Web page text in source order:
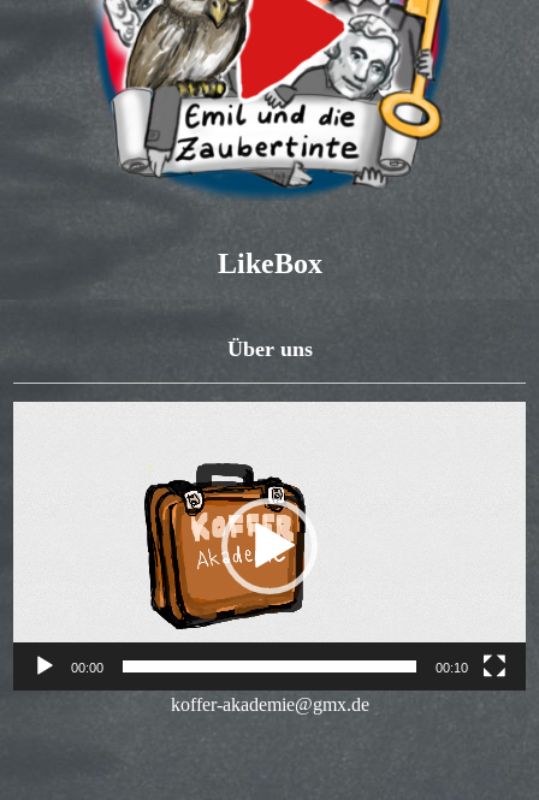
LikeBox
Über uns
00:00 00:10
koffer-akademie@gmx.de